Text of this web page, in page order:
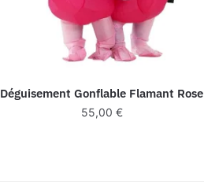
Déguisement Gonflable Flamant Rose
55,00 €